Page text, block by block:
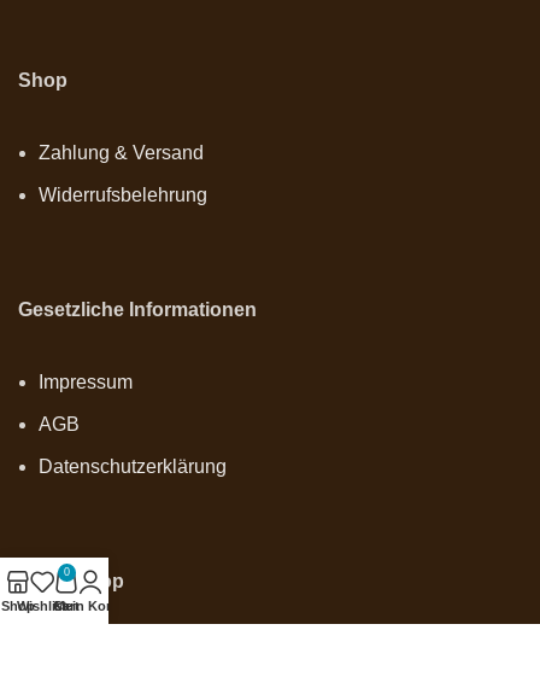
Shop
Zahlung & Versand
Widerrufsbelehrung
Gesetzliche Informationen
Impressum
AGB
Datenschutzerklärung
Onlineshop
ShopWishlist
0
Cart
Mein Konto